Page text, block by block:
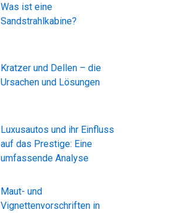
Was ist eine
Sandstrahlkabine?
Kratzer und Dellen – die
Ursachen und Lösungen
Luxusautos und ihr Einfluss
auf das Prestige: Eine
umfassende Analyse
Maut- und
Vignettenvorschriften in